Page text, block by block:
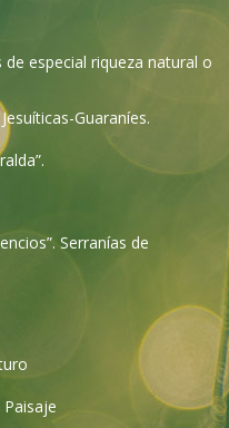
especial riqueza natural o
Guaraníes.
Serranías de